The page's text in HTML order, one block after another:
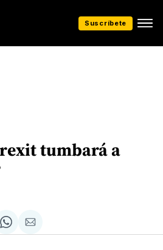
Suscríbete
tumbará a
Share
on
Compartir
via